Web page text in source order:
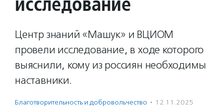
Центр знаний «Машук» и ВЦИОМ
провели исследование, в ходе которого
выяснили, кому из россиян необходимы
наставники.
Благотвори­тель­ность и доброволь­чест­во · 12.11.2025